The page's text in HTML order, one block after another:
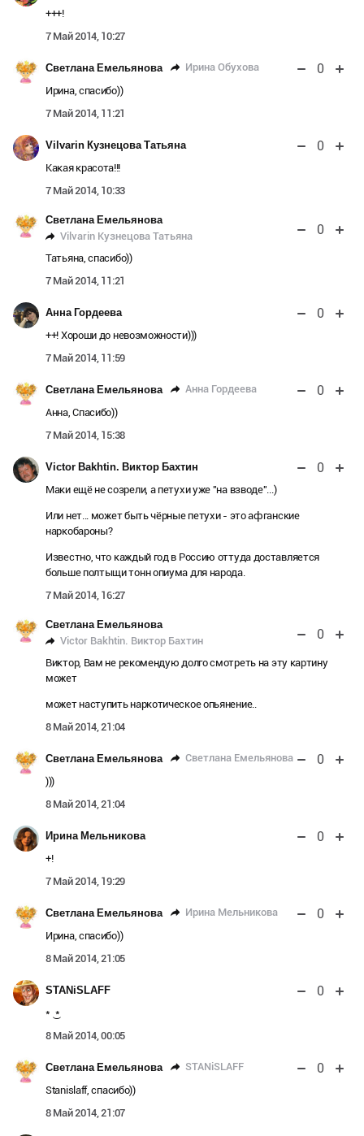
+++!
7 Май 2014, 10:27
Светлана Емельянова Ирина Обухова 0
Ирина, спасибо))
7 Май 2014, 11:21
Vilvarin Кузнецова Татьяна 0
Какая красота!!!
7 Май 2014, 10:33
Светлана Емельянова
Vilvarin Кузнецова Татьяна
0
Татьяна, спасибо))
7 Май 2014, 11:21
Анна Гордеева 0
++! Хороши до невозможности)))
7 Май 2014, 11:59
Светлана Емельянова Анна Гордеева 0
Анна, Спасибо))
7 Май 2014, 15:38
Victor Bakhtin. Виктор Бахтин 0
Маки ещё не созрели, а петухи уже "на взводе"...)
Или нет... может быть чёрные петухи - это афганские
наркобароны?
Известно, что каждый год в Россию оттуда доставляется
больше полтыщи тонн опиума для народа.
7 Май 2014, 16:27
Светлана Емельянова
Victor Bakhtin. Виктор Бахтин
0
Виктор, Вам не рекомендую долго смотреть на эту картину
может
может наступить наркотическое опьянение..
8 Май 2014, 21:04
Светлана Емельянова Светлана Емельянова 0
)))
8 Май 2014, 21:04
Ирина Мельникова 0
+!
7 Май 2014, 19:29
Светлана Емельянова Ирина Мельникова 0
Ирина, спасибо))
8 Май 2014, 21:05
STANiSLAFF 0
* ͜ *
8 Май 2014, 00:05
Светлана Емельянова STANiSLAFF 0
Stanislaff, спасибо))
8 Май 2014, 21:07